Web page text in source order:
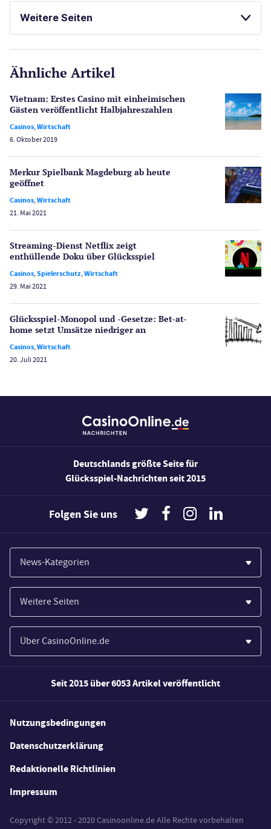
Gesetzgebung
Lotterie
Poker
Schlagzeilen
Spiele
Spielerschutz
Sport
Wetten
Wirtschaft
Weitere Seiten
CasinoOnline.de
Merkur Casinos
Casino Testberichte
Bonus Ohne Einzahlung
Slot Freispiele
Ähnliche Artikel
Vietnam: Erstes Casino mit einheimischen
Gästen veröffentlicht Halbjahres­zahlen
Casinos,Wirtschaft
6. Oktober 2019
Merkur Spielbank Magdeburg ab heute
geöffnet
Casinos,Wirtschaft
21. Mai 2021
Streaming-Dienst Netflix zeigt
enthüllende Doku über Glücksspiel
Casinos,Spielerschutz,Wirtschaft
29. Mai 2021
Glücksspiel-Monopol und -Gesetze: Bet-at-
home setzt Umsätze niedriger an
Casinos,Wirtschaft
20. Juli 2021
Deutschlands größte Seite für
Glücksspiel-Nachrichten seit 2015
Folgen Sie uns
News-Kategorien
Casinos
Wirtschaft
Spiele
Weitere Seiten
Paypal Casinos
Novoline Casinos
Merkur Casinos
Casino Testberichte
Casino Bonus Angebote
Kostenlose Spiele
Über CasinoOnline.de
Wie wir bewerten
FAQs
Seit 2015 über 6053 Artikel veröffentlicht
Nutzungsbedingungen
Datenschutzerklärung
Redaktionelle Richtlinien
Impressum
Copyright © 2012 - 2020 Casinoonline.de Alle Rechte vorbehalten